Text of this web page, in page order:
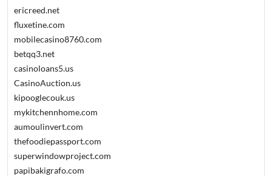
ericreed.net
fluxetine.com
mobilecasino8760.com
betqq3.net
casinoloans5.us
CasinoAuction.us
kipooglecouk.us
mykitchennhome.com
aumoulinvert.com
thefoodiepassport.com
superwindowproject.com
papibakigrafo.com